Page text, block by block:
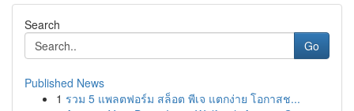
Search
Go
Published News
1 รวม 5 แพลตฟอร์ม สล็อต พีเจ แตกง่าย โอกาสช...